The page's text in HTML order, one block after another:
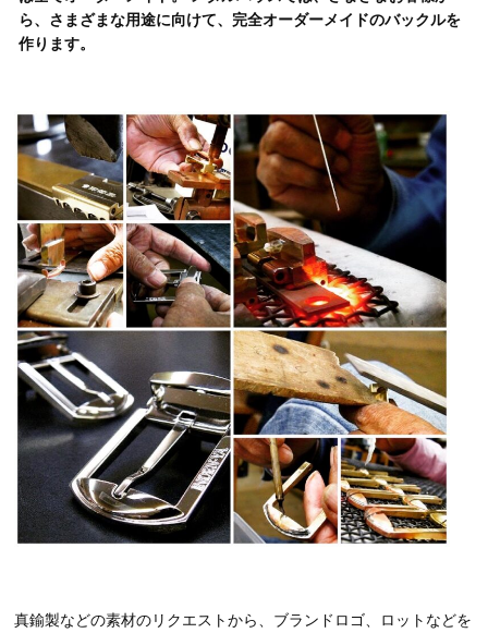
ら、さまざまな用途に向けて、完全オーダーメイドのバックルを
作ります。
真鍮製などの素材のリクエストから、ブランドロゴ、ロットなどを